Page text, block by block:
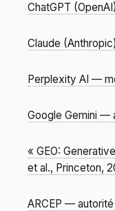
ChatGPT
Claude
Perplexity AI —
Google Gemini —
« GEO:
et al., Princeton,
ARCEP —